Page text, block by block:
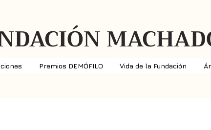
Premios DEMÓFILO Vida de la Fundación